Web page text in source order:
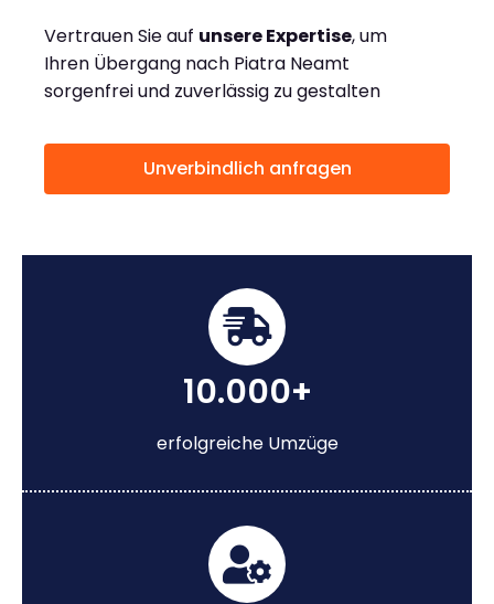
Vertrauen Sie auf unsere Expertise, um
Ihren Übergang nach Piatra Neamt
sorgenfrei und zuverlässig zu gestalten
Unverbindlich anfragen
10.000+
erfolgreiche Umzüge